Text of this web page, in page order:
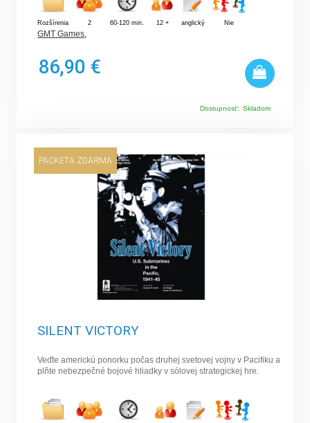
Rozšírenia 2 60-120 min. 12 + anglický Nie
GMT Games
86,90 €
Dostupnosť: Skladom
PACKETA ZDARMA
SILENT VICTORY
Veďte americkú ponorku počas druhej svetovej vojny v Pacifiku a
plňte nebezpečné bojové hliadky v sólovej strategickej hre.